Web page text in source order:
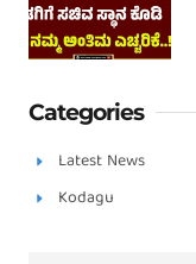
Categories
Latest News
Kodagu